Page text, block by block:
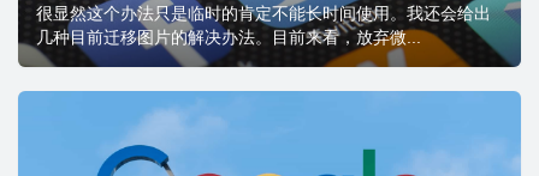
很显然这个办法只是临时的肯定不能长时间使用。我还会给出
几种目前迁移图片的解决办法。目前来看，放弃微...